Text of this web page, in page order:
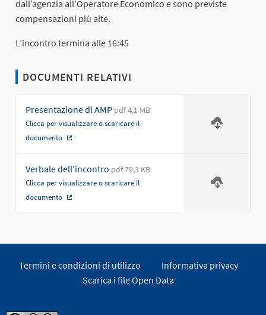
dall’agenzia all’Operatore Economico e sono previste
compensazioni più alte.
L’incontro termina alle 16:45
DOCUMENTI RELATIVI
Presentazione di AMP pdf 4,1 MB
Clicca per visualizzare o scaricare il
documento
Verbale dell'incontro pdf 79,3 KB
Clicca per visualizzare o scaricare il
documento
Termini e condizioni di utilizzo
Informativa privacy
Scarica i file Open Data